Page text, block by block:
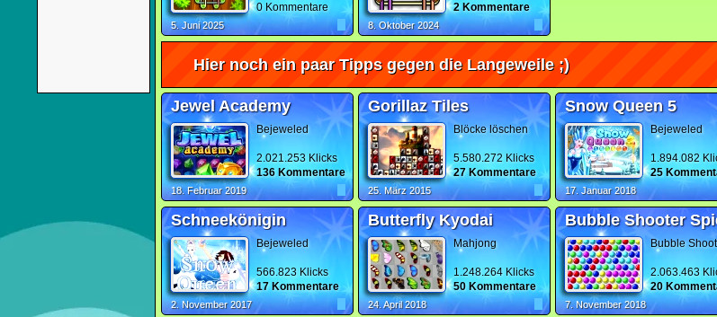
0 Kommentare
5. Juni 2025
2 Kommentare
8. Oktober 2024
Hier noch ein paar Tipps gegen die Langeweile ;)
Jewel Academy
Bejeweled
2.021.253 Klicks
136 Kommentare
18. Februar 2019
Gorillaz Tiles
Blöcke löschen
5.580.272 Klicks
27 Kommentare
25. März 2015
Snow Queen 5
Bejeweled
1.894.082
25
17. Januar 2018
Schneekönigin
Bejeweled
566.823 Klicks
17 Kommentare
2. November 2017
Butterfly Kyodai
Mahjong
1.248.264 Klicks
50 Kommentare
24. April 2018
Bubble Shooter
Bubble
2.063.463
20
7. November 2018